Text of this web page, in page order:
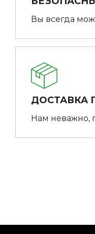
Вы всегда
ДОСТАВКА
Нам неважно,